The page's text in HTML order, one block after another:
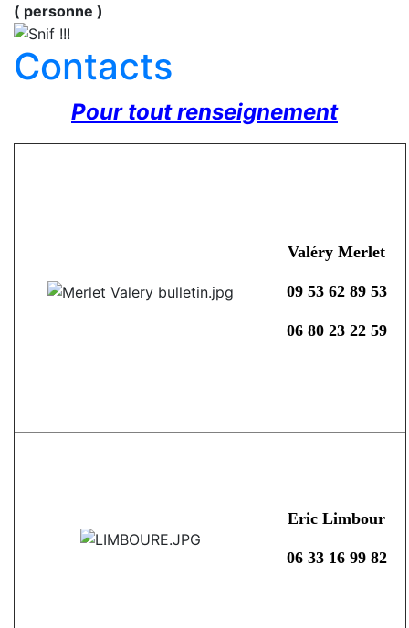
( personne )
Contacts
Pour tout renseignement
Valéry Merlet
09 53 62 89 53
06 80 23 22 59
Eric Limbour
06 33 16 99 82